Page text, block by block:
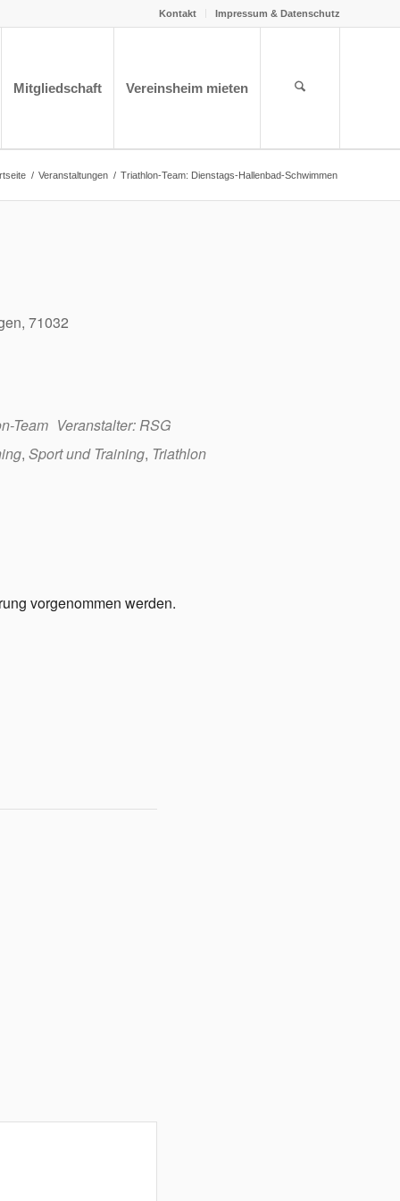
Kontakt Impressum & Datenschutz
Mitgliedschaft Vereinsheim mieten
/ Veranstaltungen / Triathlon-Team: Dienstags-Hallenbad-Schwimmen
71032
Team Veranstalter: RSG
, Sport und Training, Triathlon
vorgenommen werden.